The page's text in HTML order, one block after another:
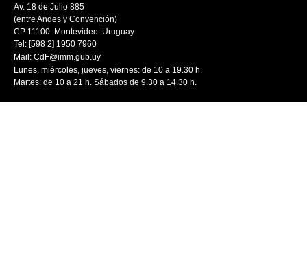
Av. 18 de Julio 885
(entre Andes y Convención)
CP 11100. Montevideo. Uruguay
Tel: [598 2] 1950 7960
Mail: CdF@imm.gub.uy
Lunes, miércoles, jueves, viernes: de 10 a 19.30 h.
Martes: de 10 a 21 h. Sábados de 9.30 a 14.30 h.